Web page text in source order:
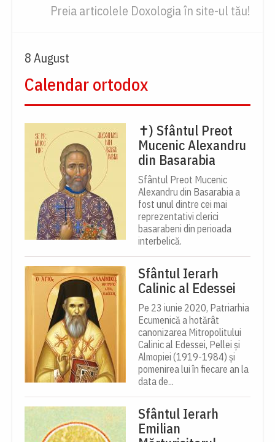
Preia articolele Doxologia în site-ul tău!
8 August
Calendar ortodox
✝) Sfântul Preot
Mucenic Alexandru
din Basarabia
Sfântul Preot Mucenic
Alexandru din Basarabia a
fost unul dintre cei mai
reprezentativi clerici
basarabeni din perioada
interbelică.
Sfântul Ierarh
Calinic al Edessei
Pe 23 iunie 2020, Patriarhia
Ecumenică a hotărât
canonizarea Mitropolitului
Calinic al Edessei, Pellei și
Almopiei (1919-1984) și
pomenirea lui în fiecare an la
data de...
Sfântul Ierarh
Emilian